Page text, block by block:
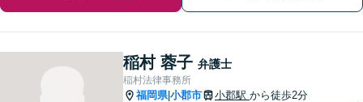
稲村 蓉子 弁護士
稲村法律事務所
福岡県|小郡市 小郡駅 から徒歩2分